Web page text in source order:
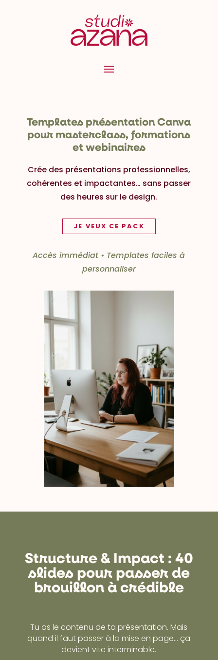
Templates présentation Canva
pour masterclass, formations
et webinaires
Crée des présentations professionnelles,
cohérentes et impactantes… sans passer
des heures sur le design.
JE VEUX CE PACK
Accès immédiat • Templates faciles à
personnaliser
Structure & Impact : 40
slides pour passer de
brouillon à crédible
Tu as le contenu de ta présentation. Mais
quand il faut passer à la mise en page… ça
devient vite interminable.